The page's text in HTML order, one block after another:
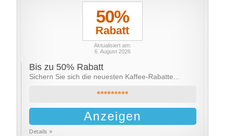
50%
Rabatt
Aktualisiert am:
6. August 2026
Bis zu 50% Rabatt
Sichern Sie sich die neuesten Kaffee-Rabatte...
*********
Anzeigen
Details »